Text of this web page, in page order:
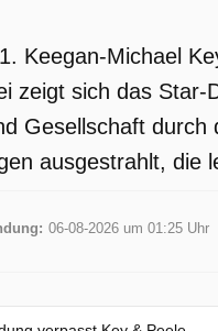
Keegan-Michael
zeigt sich das
Gesellschaft
ausgestrahlt, die
06-08-2026 um 01:25 Uhr